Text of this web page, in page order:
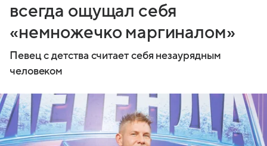
всегда ощущал себя
«немножечко маргиналом»
Певец с детства считает себя незаурядным
человеком